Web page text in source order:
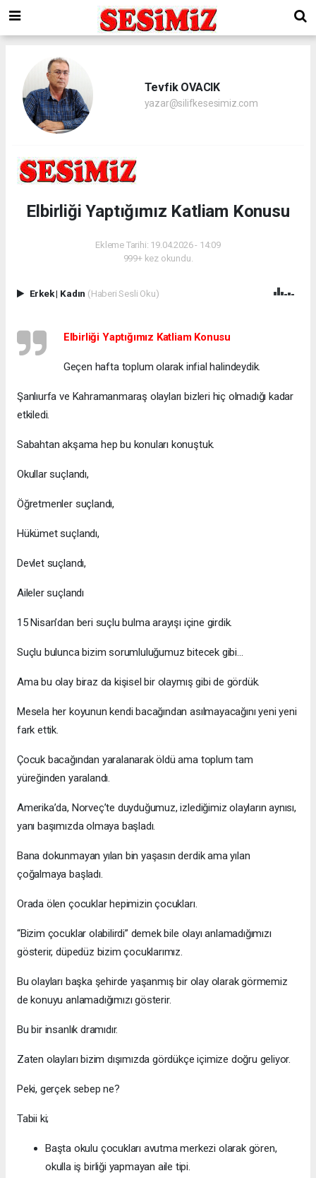
Tevfik OVACIK
yazar@silifkesesimiz.com
Elbirliği Yaptığımız Katliam Konusu
Ekleme Tarihi: 19.04.2026 - 14:09
999+ kez okundu.
Erkek| Kadın (Haberi Sesli Oku)
Elbirliği Yaptığımız Katliam Konusu
Geçen hafta toplum olarak infial halindeydik.
Şanlıurfa ve Kahramanmaraş olayları bizleri hiç olmadığı kadar
etkiledi.
Sabahtan akşama hep bu konuları konuştuk.
Okullar suçlandı,
Öğretmenler suçlandı,
Hükümet suçlandı,
Devlet suçlandı,
Aileler suçlandı
15 Nisan’dan beri suçlu bulma arayışı içine girdik.
Suçlu bulunca bizim sorumluluğumuz bitecek gibi…
Ama bu olay biraz da kişisel bir olaymış gibi de gördük.
Mesela her koyunun kendi bacağından asılmayacağını yeni yeni
fark ettik.
Çocuk bacağından yaralanarak öldü ama toplum tam
yüreğinden yaralandı.
Amerika’da, Norveç’te duyduğumuz, izlediğimiz olayların aynısı,
yanı başımızda olmaya başladı.
Bana dokunmayan yılan bin yaşasın derdik ama yılan
çoğalmaya başladı.
Orada ölen çocuklar hepimizin çocukları.
“Bizim çocuklar olabilirdi” demek bile olayı anlamadığımızı
gösterir, düpedüz bizim çocuklarımız.
Bu olayları başka şehirde yaşanmış bir olay olarak görmemiz
de konuyu anlamadığımızı gösterir.
Bu bir insanlık dramıdır.
Zaten olayları bizim dışımızda gördükçe içimize doğru geliyor.
Peki, gerçek sebep ne?
Tabii ki;
Başta okulu çocukları avutma merkezi olarak gören,
okulla iş birliği yapmayan aile tipi.